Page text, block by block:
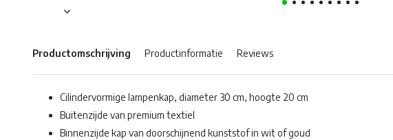
Productomschrijving Productinformatie Reviews
Cilindervormige lampenkap, diameter 30 cm, hoogte 20 cm
Buitenzijde van premium textiel
Binnenzijde kap van doorschijnend kunststof in wit of goud